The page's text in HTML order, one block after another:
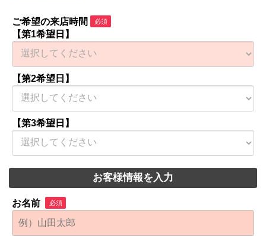
ご希望の来店時間 必須
【第1希望日】
【第2希望日】
【第3希望日】
お客様情報を入力
お名前 必須